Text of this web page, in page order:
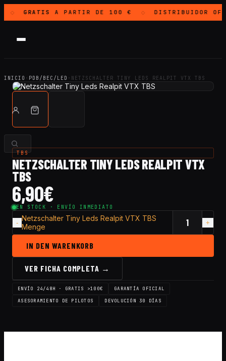
◇ GRATISA PARTIR DE 100 € ◇ DISTRIBUIDOR
INICIO · PDB/BEC/LED · NETZSCHALTER TINY LEDS REALPIT VTX TBS
TBS
NETZSCHALTER TINY LEDS REALPIT VTX
TBS
6,90€
EN STOCK · ENVÍO INMEDIATO
Netzschalter Tiny Leds Realpit VTX TBS
Menge
IN DEN WARENKORB
VER FICHA COMPLETA →
ENVÍO 24/48H · GRATIS >100€
GARANTÍA OFICIAL
ASESORAMIENTO DE PILOTOS
DEVOLUCIÓN 30 DÍAS